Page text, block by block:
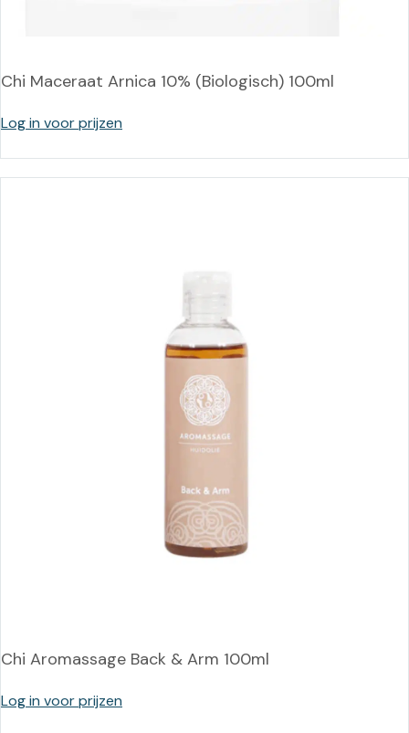
Chi Maceraat Arnica 10% (Biologisch) 100ml
Log in voor prijzen
Chi Aromassage Back & Arm 100ml
Log in voor prijzen